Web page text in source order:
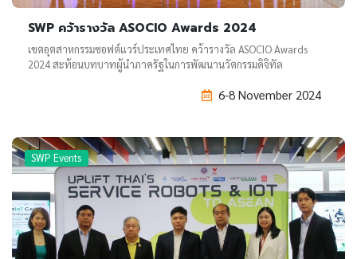
SWP คว้ารางวัล ASOCIO Awards 2024
เขตอุตสาหกรรมซอฟต์แวร์ประเทศไทย คว้ารางวัล ASOCIO Awards
2024 สะท้อนบทบาทผู้นำภาครัฐในการพัฒนานวัตกรรมดิจิทัล
6-8 November 2024
SWP Events